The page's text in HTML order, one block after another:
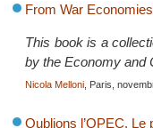
From War
This book is a
by the Economy and
Nicola Melloni , Paris,
Oublions l’OPEC. Le